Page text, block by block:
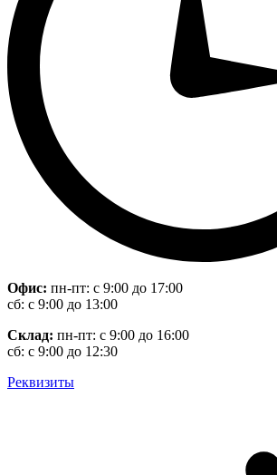
Офис: пн-пт: с 9:00 до 17:00
сб: с 9:00 до 13:00
Склад: пн-пт: с 9:00 до 16:00
сб: с 9:00 до 12:30
Реквизиты